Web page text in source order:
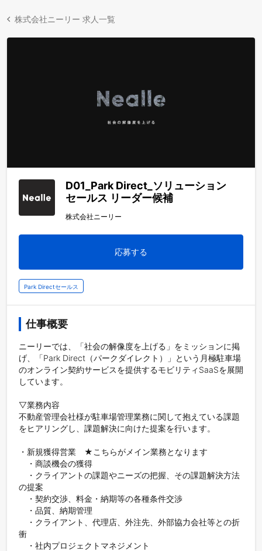
株式会社ニーリー 求人一覧
D01_Park Direct_ソリューション
セールス リーダー候補
株式会社ニーリー
応募する
Park Directセールス
仕事概要
ニーリーでは、「社会の解像度を上げる」をミッションに掲
げ、「Park Direct（パークダイレクト）」という月極駐車場
のオンライン契約サービスを提供するモビリティSaaSを展開
しています。
▽業務内容
不動産管理会社様が駐車場管理業務に関して抱えている課題
をヒアリングし、課題解決に向けた提案を行います。
・新規獲得営業　★こちらがメイン業務となります
・商談機会の獲得
・クライアントの課題やニーズの把握、その課題解決方法
の提案
・契約交渉、料金・納期等の各種条件交渉
・品質、納期管理
・クライアント、代理店、外注先、外部協力会社等との折
衝
・社内プロジェクトマネジメント